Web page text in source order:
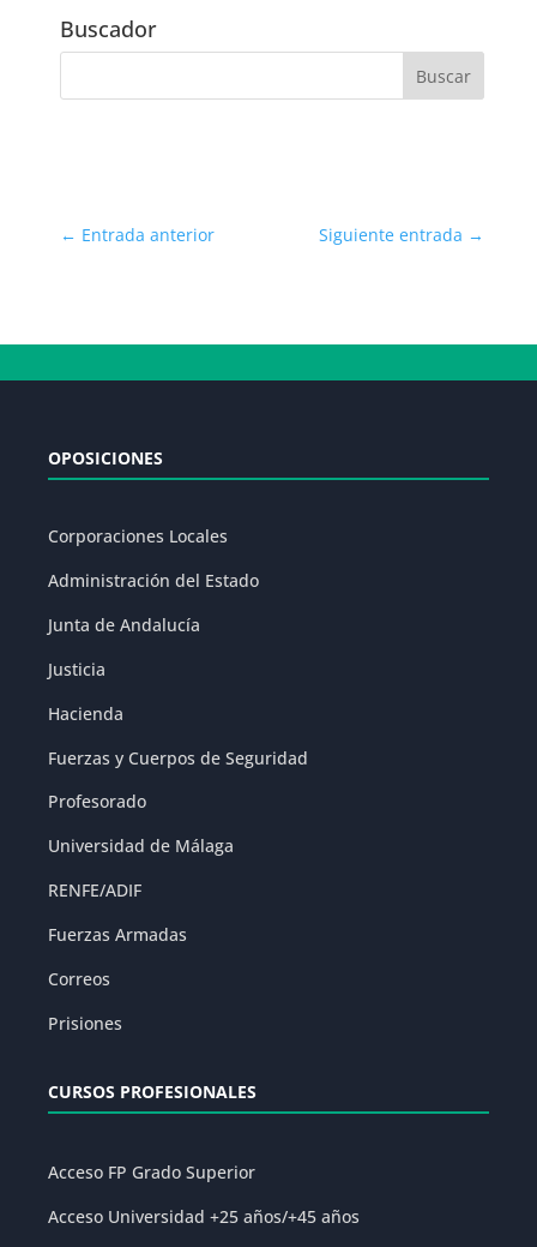
Buscador
← Entrada anterior Siguiente entrada →
OPOSICIONES
Corporaciones Locales
Administración del Estado
Junta de Andalucía
Justicia
Hacienda
Fuerzas y Cuerpos de Seguridad
Profesorado
Universidad de Málaga
RENFE/ADIF
Fuerzas Armadas
Correos
Prisiones
CURSOS PROFESIONALES
Acceso FP Grado Superior
Acceso Universidad +25 años/+45 años